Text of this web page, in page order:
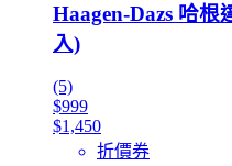
Haagen-Dazs 哈根
入)
(5)
$999
$1,450
折價券